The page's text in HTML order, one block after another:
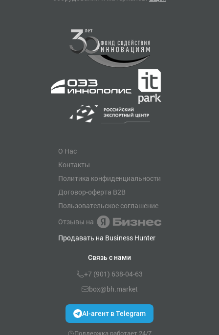
О Нас
Контакты
Политика конфиденциальности
Договор-оферта B2B
Пользовательское соглашение
Отзывы на
Продавать на Business Hunter
Связь с нами
+7 (901) 638-04-63
box@bh.market
AI-агент в Telegram
Поддержка работает 24/7